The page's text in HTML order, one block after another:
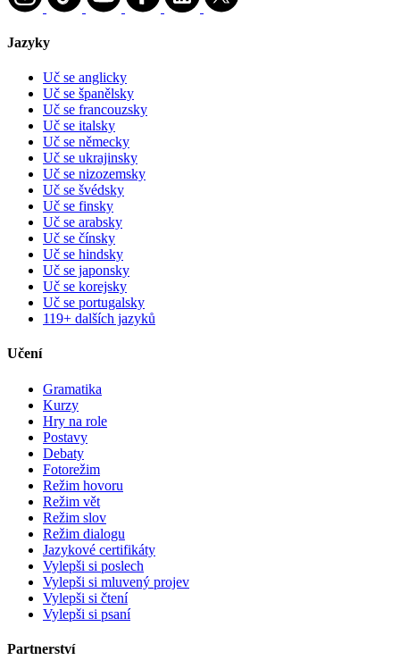
Jazyky
Uč se anglicky
Uč se španělsky
Uč se francouzsky
Uč se italsky
Uč se německy
Uč se ukrajinsky
Uč se nizozemsky
Uč se švédsky
Uč se finsky
Uč se arabsky
Uč se čínsky
Uč se hindsky
Uč se japonsky
Uč se korejsky
Uč se portugalsky
119+ dalších jazyků
Učení
Gramatika
Kurzy
Hry na role
Postavy
Debaty
Fotorežim
Režim hovoru
Režim vět
Režim slov
Režim dialogu
Jazykové certifikáty
Vylepši si poslech
Vylepši si mluvený projev
Vylepši si čtení
Vylepši si psaní
Partnerství